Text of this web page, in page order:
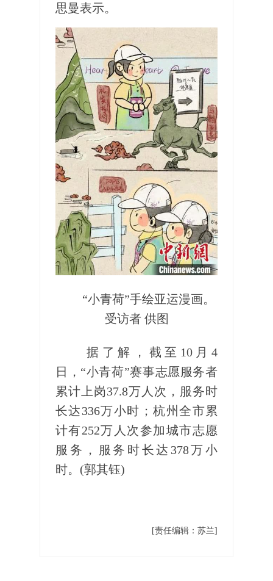
思曼表示。
“小青荷”手绘亚运漫画。
受访者 供图
据了解，截至10月4
日，“小青荷”赛事志愿服务者
累计上岗37.8万人次，服务时
长达336万小时；杭州全市累
计有252万人次参加城市志愿
服务，服务时长达378万小
时。(郭其钰)
[责任编辑：苏兰]